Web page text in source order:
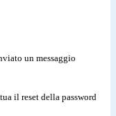
un messaggio
il reset della password